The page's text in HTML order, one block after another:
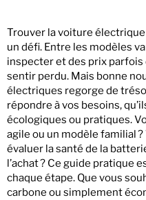
Trouver la voiture
un défi. Entre les modèles
inspecter et des prix
sentir perdu. Mais bonne
électriques regorge de
répondre à vos besoins,
écologiques ou pratiques.
agile ou un modèle familial
évaluer la santé de la
l’achat ? Ce guide pratique
chaque étape. Que vous
carbone ou simplement